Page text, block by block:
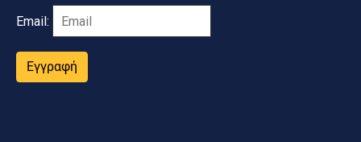
Email:
Εγγραφή